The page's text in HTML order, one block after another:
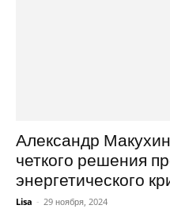
Александр
четкого решения
энергетического
Lisa - 29 ноября, 2024